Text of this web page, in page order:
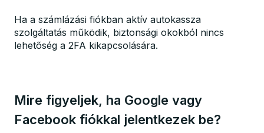
Ha a számlázási fiókban aktív autokassza
szolgáltatás működik, biztonsági okokból nincs
lehetőség a 2FA kikapcsolására.
Mire figyeljek, ha Google vagy
Facebook fiókkal jelentkezek be?